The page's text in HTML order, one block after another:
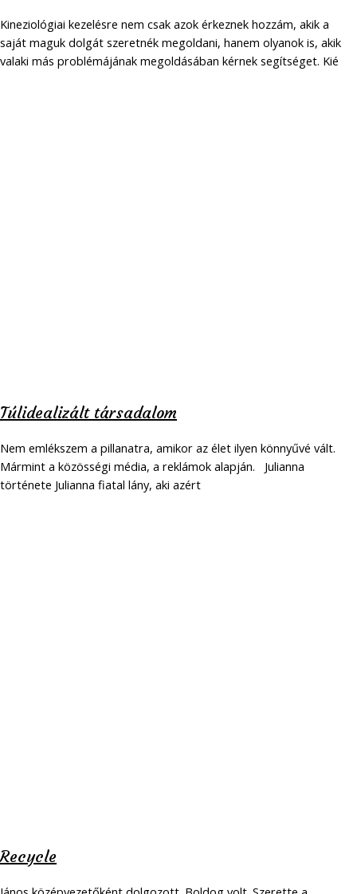
Kineziológiai kezelésre nem csak azok érkeznek hozzám, akik a
saját maguk dolgát szeretnék megoldani, hanem olyanok is, akik
valaki más problémájának megoldásában kérnek segítséget. Kié
Túlidealizált társadalom
Nem emlékszem a pillanatra, amikor az élet ilyen könnyűvé vált.
Mármint a közösségi média, a reklámok alapján. Julianna
története Julianna fiatal lány, aki azért
Recycle